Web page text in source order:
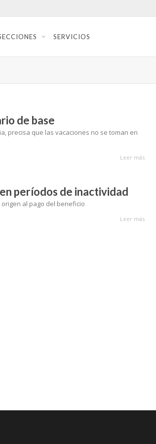
SERVICIOS
de base
precisa que las vacaciones no se toman en
Leer más
períodos de inactividad
al pago del beneficio
Leer más